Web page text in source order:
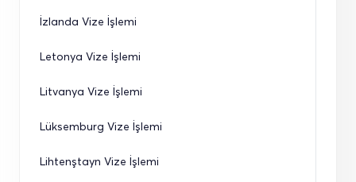
İzlanda Vize İşlemi
Letonya Vize İşlemi
Litvanya Vize İşlemi
Lüksemburg Vize İşlemi
Lihtenştayn Vize İşlemi